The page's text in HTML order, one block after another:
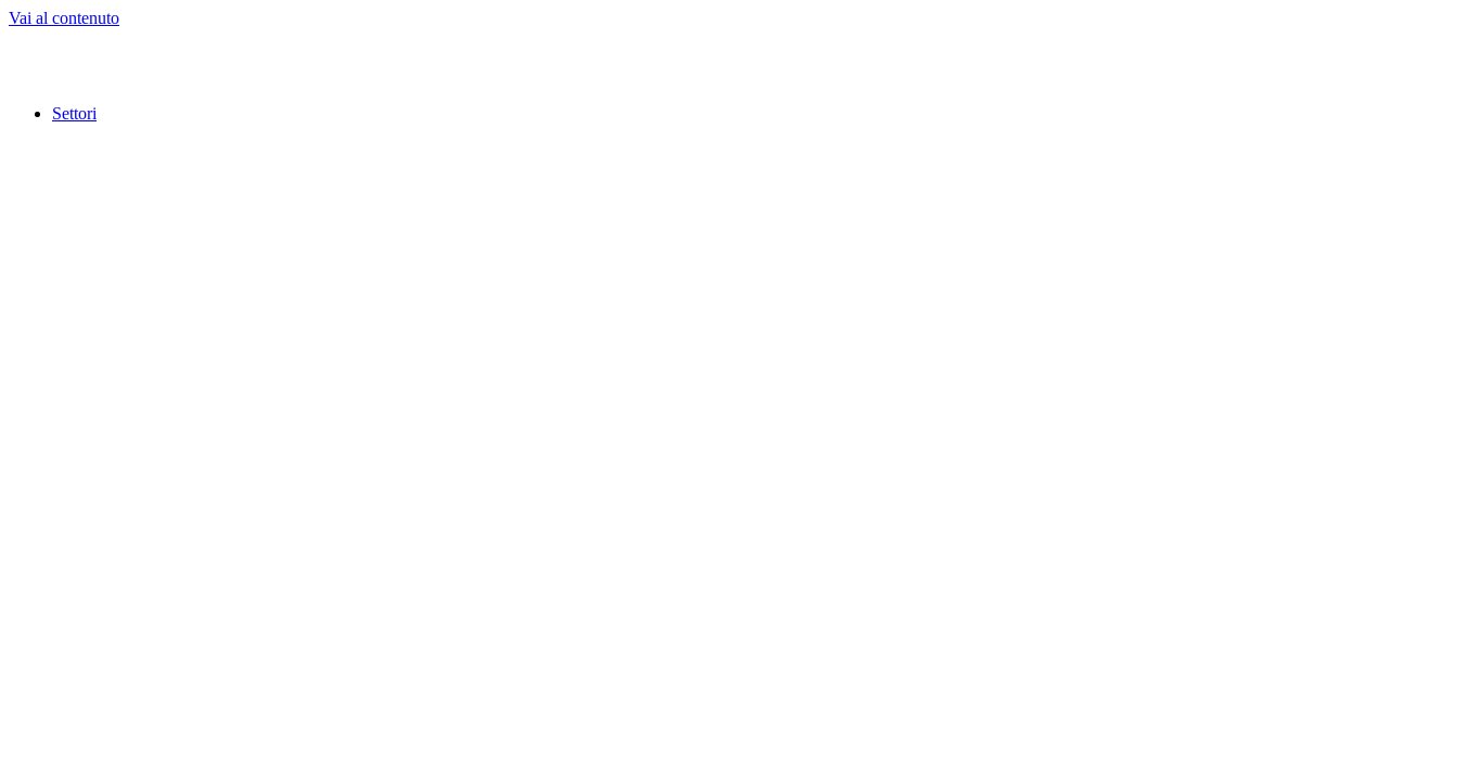
Vai al contenuto
Settori